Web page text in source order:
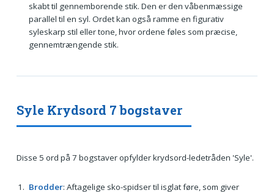
skabt til gennemborende stik. Den er den våbenmæssige
parallel til en syl. Ordet kan også ramme en figurativ
syleskarp stil eller tone, hvor ordene føles som præcise,
gennemtrængende stik.
Syle Krydsord 7 bogstaver
Disse 5 ord på 7 bogstaver opfylder krydsord-ledetråden 'Syle'.
Brodder: Aftagelige sko-spidser til isglat føre, som giver